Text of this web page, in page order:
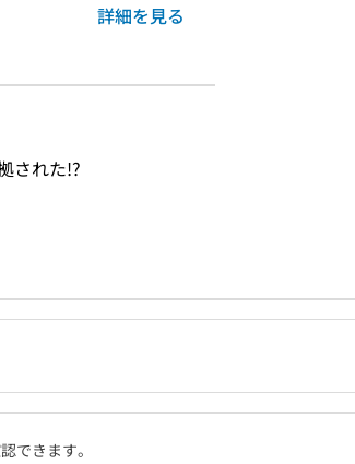
詳細を見る
された!?
できます。